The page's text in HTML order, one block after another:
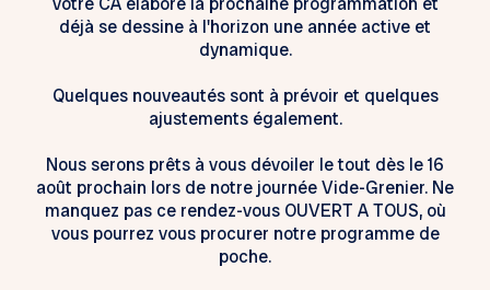
déjà se dessine à l'horizon une année active et
dynamique.
Quelques nouveautés sont à prévoir et quelques
ajustements également.
Nous serons prêts à vous dévoiler le tout dès le 16
août prochain lors de notre journée Vide-Grenier. Ne
manquez pas ce rendez-vous OUVERT A TOUS, où
vous pourrez vous procurer notre programme de
poche.